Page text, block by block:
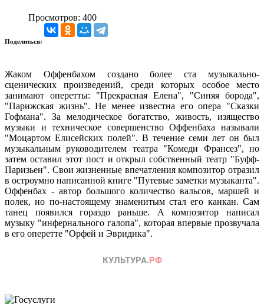
Просмотров: 400
Поделиться:
Жаком Оффенбахом создано более ста музыкально-
сценических произведений, среди которых особое место
занимают оперетты: "Прекрасная Елена", "Синяя борода",
"Парижская жизнь". Не менее известна его опера "Сказки
Гофмана". За мелодическое богатство, живость, изящество
музыки и техническое совершенство Оффенбаха называли
"Моцартом Елисейских полей". В течение семи лет он был
музыкальным руководителем театра "Комеди Франсез", но
затем оставил этот пост и открыл собственный театр "Буфф-
Паризьен". Свои жизненные впечатления композитор отразил
в остроумно написанной книге "Путевые заметки музыканта".
Оффенбах - автор большого количество вальсов, маршей и
полек, но по-настоящему знаменитым стал его канкан. Сам
танец появился гораздо раньше. А композитор написал
музыку "инфернального галопа", которая впервые прозвучала
в его оперетте "Орфей и Эвридика".